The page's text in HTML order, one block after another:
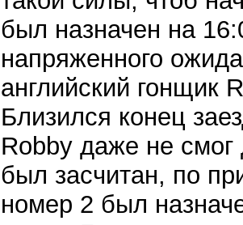
был назначен на
напряженного
английский гонщик
Близился конец
Robby даже не
был засчитан, по
номер 2 был